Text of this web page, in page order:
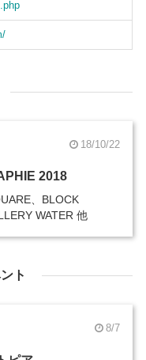
18/10/22
2018
、BLOCK
WATER 他
ト
8/7